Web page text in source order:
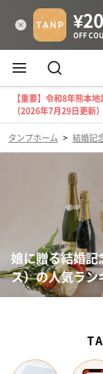
【重要】令和8年熊本
（2026年7月29日更新）
タンプホーム > 結婚記
娘に贈る結婚
ス）の人気ラン